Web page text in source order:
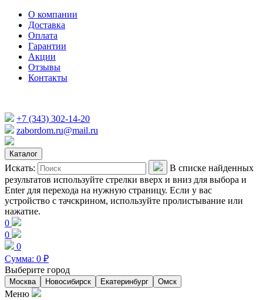
О компании
Доставка
Оплата
Гарантии
Акции
Отзывы
Контакты
+7 (343) 302-14-20
zabordom.ru@mail.ru
Каталог
Искать:
В списке найденных
результатов используйте стрелки вверх и вниз для выбора и
Enter для перехода на нужную страницу. Если у вас
устройство с тачскрином, используйте пролистывание или
нажатие.
0
0
0
Сумма: 0 ₽
Выберите город
Москва Новосибирск Екатеринбург Омск
Меню